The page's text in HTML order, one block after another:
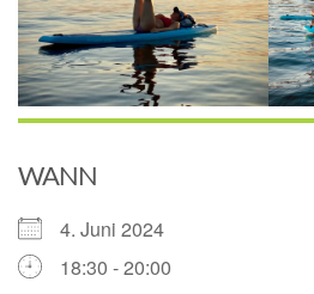
WANN
4. Juni 2024
18:30 - 20:00